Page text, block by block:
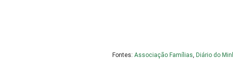
Fontes:Associação Famílias,Diário do